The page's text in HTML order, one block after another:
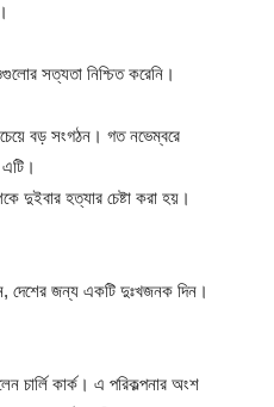
সত্যতা নিশ্চিত করেনি।
বড় সংগঠন। গত নভেম্বরে
এটি।
দুইবার হত্যার চেষ্টা করা হয়।
দেশের জন্য একটি দুঃখজনক দিন।
চার্লি কার্ক। এ পরিকল্পনার অংশ